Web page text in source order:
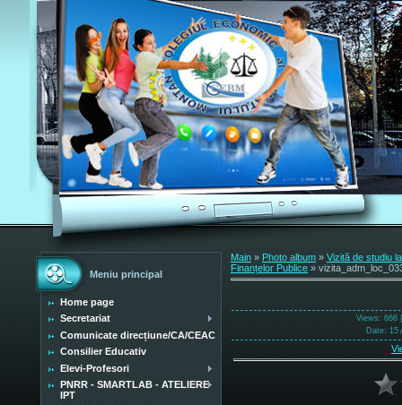
Meniu principal
Home page
Secretariat
Comunicate direcțiune/CA/CEAC
Consilier Educativ
Elevi-Profesori
PNRR - SMARTLAB - ATELIERE
IPT
Main » Photo album » Vizită de studiu
Finanțelor Publice »
Views: 666
Date: 15